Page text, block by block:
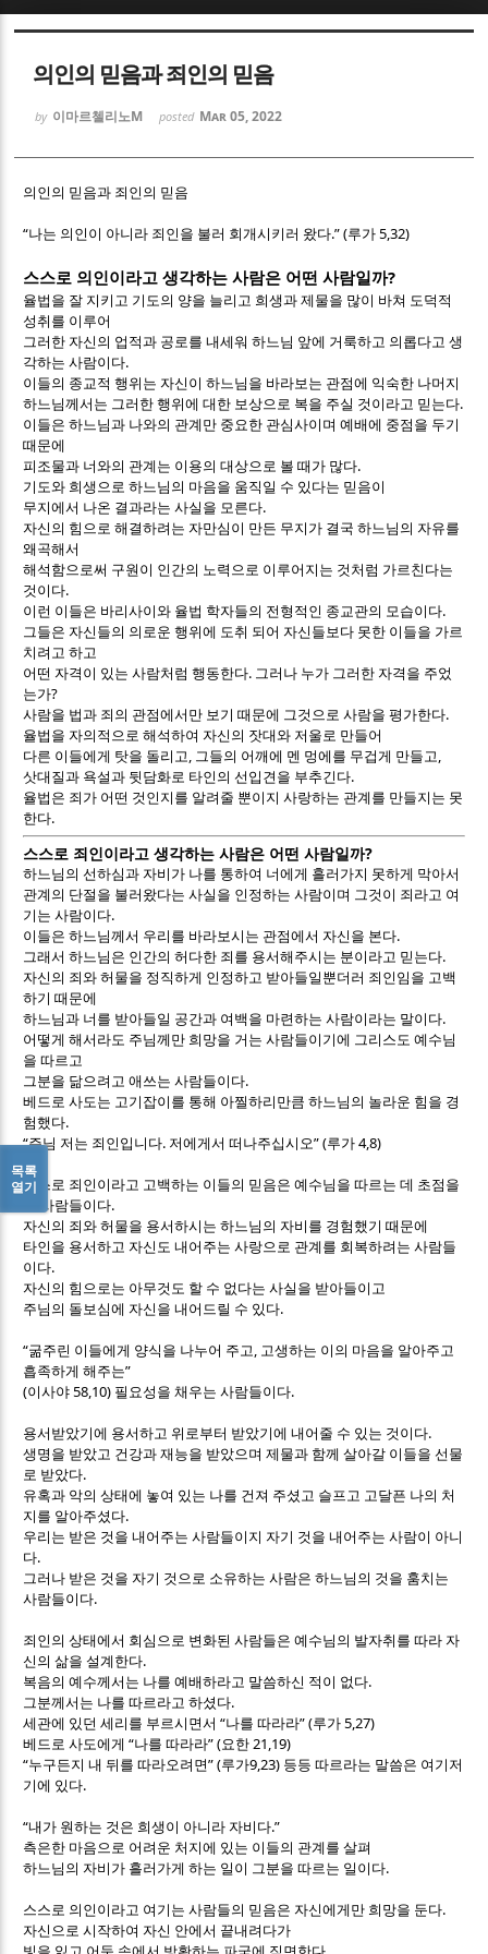
의인의 믿음과 죄인의 믿음
by 이마르첼리노M posted Mar 05, 2022
의인의 믿음과 죄인의 믿음
“나는 의인이 아니라 죄인을 불러 회개시키러 왔다.” (루가5,32)
스스로 의인이라고 생각하는 사람은 어떤 사람일까?
율법을 잘 지키고 기도의 양을 늘리고 희생과 제물을 많이 바쳐 도덕적
성취를 이루어
그러한 자신의 업적과 공로를 내세워 하느님 앞에 거룩하고 의롭다고 생
각하는 사람이다.
이들의 종교적 행위는 자신이 하느님을 바라보는 관점에 익숙한 나머지
하느님께서는 그러한 행위에 대한 보상으로 복을 주실 것이라고 믿는다.
이들은 하느님과 나와의 관계만 중요한 관심사이며 예배에 중점을 두기
때문에
피조물과 너와의 관계는 이용의 대상으로 볼 때가 많다.
기도와 희생으로 하느님의 마음을 움직일 수 있다는 믿음이
무지에서 나온 결과라는 사실을 모른다.
자신의 힘으로 해결하려는 자만심이 만든 무지가 결국 하느님의 자유를
왜곡해서
해석함으로써 구원이 인간의 노력으로 이루어지는 것처럼 가르친다는
것이다.
이런 이들은 바리사이와 율법 학자들의 전형적인 종교관의 모습이다.
그들은 자신들의 의로운 행위에 도취 되어 자신들보다 못한 이들을 가르
치려고 하고
어떤 자격이 있는 사람처럼 행동한다. 그러나 누가 그러한 자격을 주었
는가?
사람을 법과 죄의 관점에서만 보기 때문에 그것으로 사람을 평가한다.
율법을 자의적으로 해석하여 자신의 잣대와 저울로 만들어
다른 이들에게 탓을 돌리고 , 그들의 어깨에 멘 멍에를 무겁게 만들고 ,
삿대질과 욕설과 뒷담화로 타인의 선입견을 부추긴다.
율법은 죄가 어떤 것인지를 알려줄 뿐이지 사랑하는 관계를 만들지는 못
한다.
스스로 죄인이라고 생각하는 사람은 어떤 사람일까?
하느님의 선하심과 자비가 나를 통하여 너에게 흘러가지 못하게 막아서
관계의 단절을 불러왔다는 사실을 인정하는 사람이며 그것이 죄라고 여
기는 사람이다.
이들은 하느님께서 우리를 바라보시는 관점에서 자신을 본다.
그래서 하느님은 인간의 허다한 죄를 용서해주시는 분이라고 믿는다.
자신의 죄와 허물을 정직하게 인정하고 받아들일뿐더러 죄인임을 고백
하기 때문에
하느님과 너를 받아들일 공간과 여백을 마련하는 사람이라는 말이다.
어떻게 해서라도 주님께만 희망을 거는 사람들이기에 그리스도 예수님
을 따르고
그분을 닮으려고 애쓰는 사람들이다.
베드로 사도는 고기잡이를 통해 아찔하리만큼 하느님의 놀라운 힘을 경
험했다.
“주님 저는 죄인입니다. 저에게서 떠나주십시오” (루가4,8)
스스로 죄인이라고 고백하는 이들의 믿음은 예수님을 따르는 데 초점을
둔 사람들이다.
자신의 죄와 허물을 용서하시는 하느님의 자비를 경험했기 때문에
타인을 용서하고 자신도 내어주는 사랑으로 관계를 회복하려는 사람들
이다.
자신의 힘으로는 아무것도 할 수 없다는 사실을 받아들이고
주님의 돌보심에 자신을 내어드릴 수 있다.
“굶주린 이들에게 양식을 나누어 주고 , 고생하는 이의 마음을 알아주고
흡족하게 해주는”
(이사야58,10) 필요성을 채우는 사람들이다.
용서받았기에 용서하고 위로부터 받았기에 내어줄 수 있는 것이다.
생명을 받았고 건강과 재능을 받았으며 제물과 함께 살아갈 이들을 선물
로 받았다.
유혹과 악의 상태에 놓여 있는 나를 건져 주셨고 슬프고 고달픈 나의 처
지를 알아주셨다.
우리는 받은 것을 내어주는 사람들이지 자기 것을 내어주는 사람이 아니
다.
그러나 받은 것을 자기 것으로 소유하는 사람은 하느님의 것을 훔치는
사람들이다.
죄인의 상태에서 회심으로 변화된 사람들은 예수님의 발자취를 따라 자
신의 삶을 설계한다.
복음의 예수께서는 나를 예배하라고 말씀하신 적이 없다.
그분께서는 나를 따르라고 하셨다.
세관에 있던 세리를 부르시면서“나를 따라라” (루가5,27)
베드로 사도에게“나를 따라라” (요한 21,19)
“누구든지 내 뒤를 따라오려면” (루가9,23) 등등 따르라는 말씀은 여기저
기에 있다.
“내가 원하는 것은 희생이 아니라 자비다.”
측은한 마음으로 어려운 처지에 있는 이들의 관계를 살펴
하느님의 자비가 흘러가게 하는 일이 그분을 따르는 일이다.
스스로 의인이라고 여기는 사람들의 믿음은 자신에게만 희망을 둔다.
자신으로 시작하여 자신 안에서 끝내려다가
목록
열기
Sketchbook5, 스케치북5
Sketchbook5, 스케치북5
Sketchbook5, 스케치북5
Sketchbook5, 스케치북5